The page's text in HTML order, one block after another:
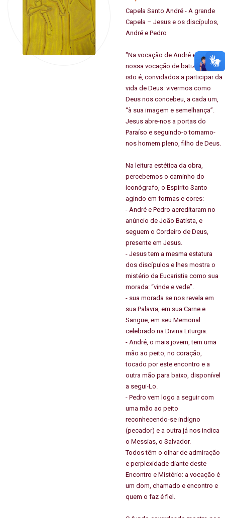
Capela Santo André - A grande
Capela – Jesus e os discípulos,
André e Pedro
"Na vocação de André e Pedro a
nossa vocação de batizados,
isto é, convidados a participar da
vida de Deus: vivermos como
Deus nos concebeu, a cada um,
“à sua imagem e semelhança”.
Jesus abre-nos a portas do
Paraíso e seguindo-o tornamo-
nos homem pleno, filho de Deus.
Na leitura estética da obra,
percebemos o caminho do
iconógrafo, o Espírito Santo
agindo em formas e cores:
- André e Pedro acreditaram no
anúncio de João Batista, e
seguem o Cordeiro de Deus,
presente em Jesus.
- Jesus tem a mesma estatura
dos discípulos e lhes mostra o
mistério da Eucaristia como sua
morada: “vinde e vede”.
- sua morada se nos revela em
sua Palavra, em sua Carne e
Sangue, em seu Memorial
celebrado na Divina Liturgia.
- André, o mais jovem, tem uma
mão ao peito, no coração,
tocado por este encontro e a
outra mão para baixo, disponível
a segui-Lo.
- Pedro vem logo a seguir com
uma mão ao peito
reconhecendo-se indigno
(pecador) e a outra já nos indica
o Messias, o Salvador.
Todos têm o olhar de admiração
e perplexidade diante deste
Encontro e Mistério: a vocação é
um dom, chamado e encontro e
quem o faz é fiel.